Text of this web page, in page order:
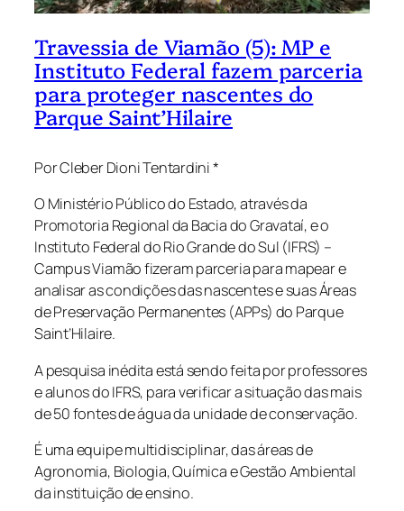
Travessia de Viamão (5): MP e
Instituto Federal fazem parceria
para proteger nascentes do
Parque Saint’Hilaire
Por Cleber Dioni Tentardini *
O Ministério Público do Estado, através da
Promotoria Regional da Bacia do Gravataí, e o
Instituto Federal do Rio Grande do Sul (IFRS) –
Campus Viamão fizeram parceria para mapear e
analisar as condições das nascentes e suas Áreas
de Preservação Permanentes (APPs) do Parque
Saint’Hilaire.
A pesquisa inédita está sendo feita por professores
e alunos do IFRS, para verificar a situação das mais
de 50 fontes de água da unidade de conservação.
É uma equipe multidisciplinar, das áreas de
Agronomia, Biologia, Química e Gestão Ambiental
da instituição de ensino.